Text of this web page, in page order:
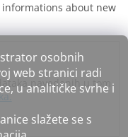
osobnih
web stranici radi
u analitičke svrhe i
slažete se s
about new
navedenih u tom